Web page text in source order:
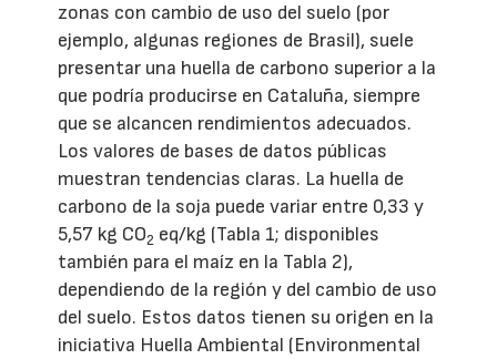
zonas con cambio de uso del suelo (por
ejemplo, algunas regiones de Brasil), suele
presentar una huella de carbono superior a la
que podría producirse en Cataluña, siempre
que se alcancen rendimientos adecuados.
Los valores de bases de datos públicas
muestran tendencias claras. La huella de
carbono de la soja puede variar entre 0,33 y
5,57 kg CO2 eq/kg (Tabla 1; disponibles
también para el maíz en la Tabla 2),
dependiendo de la región y del cambio de uso
del suelo. Estos datos tienen su origen en la
iniciativa Huella Ambiental (Environmental